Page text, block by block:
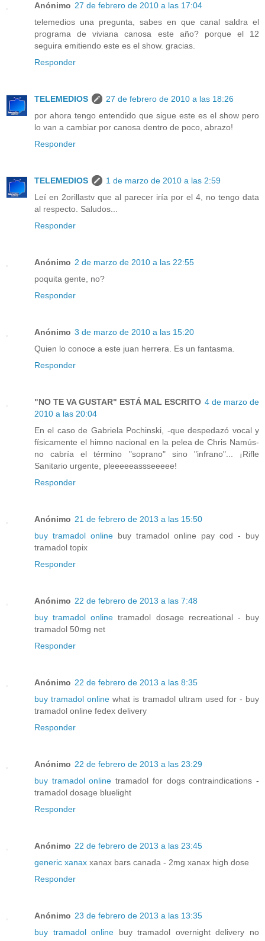
Anónimo 27 de febrero de 2010 a las 17:04
telemedios una pregunta, sabes en que canal saldra el
programa de viviana canosa este año? porque el 12
seguira emitiendo este es el show. gracias.
Responder
TELEMEDIOS
27 de febrero de 2010 a las 18:26
por ahora tengo entendido que sigue este es el show pero
lo van a cambiar por canosa dentro de poco, abrazo!
Responder
TELEMEDIOS
1 de marzo de 2010 a las 2:59
Leí en 2orillastv que al parecer iría por el 4, no tengo data
al respecto. Saludos...
Responder
Anónimo 2 de marzo de 2010 a las 22:55
poquita gente, no?
Responder
Anónimo 3 de marzo de 2010 a las 15:20
Quien lo conoce a este juan herrera. Es un fantasma.
Responder
"NO TE VA GUSTAR" ESTÁ MAL ESCRITO 4 de marzo de
2010 a las 20:04
En el caso de Gabriela Pochinski, -que despedazó vocal y
físicamente el himno nacional en la pelea de Chris Namús-
no cabría el término "soprano" sino "infrano"... ¡Rifle
Sanitario urgente, pleeeeeassseeeee!
Responder
Anónimo 21 de febrero de 2013 a las 15:50
buy tramadol online buy tramadol online pay cod - buy
tramadol topix
Responder
Anónimo 22 de febrero de 2013 a las 7:48
buy tramadol online tramadol dosage recreational - buy
tramadol 50mg net
Responder
Anónimo 22 de febrero de 2013 a las 8:35
buy tramadol online what is tramadol ultram used for - buy
tramadol online fedex delivery
Responder
Anónimo 22 de febrero de 2013 a las 23:29
buy tramadol online tramadol for dogs contraindications -
tramadol dosage bluelight
Responder
Anónimo 22 de febrero de 2013 a las 23:45
generic xanax xanax bars canada - 2mg xanax high dose
Responder
Anónimo 23 de febrero de 2013 a las 13:35
buy tramadol online buy tramadol overnight delivery no